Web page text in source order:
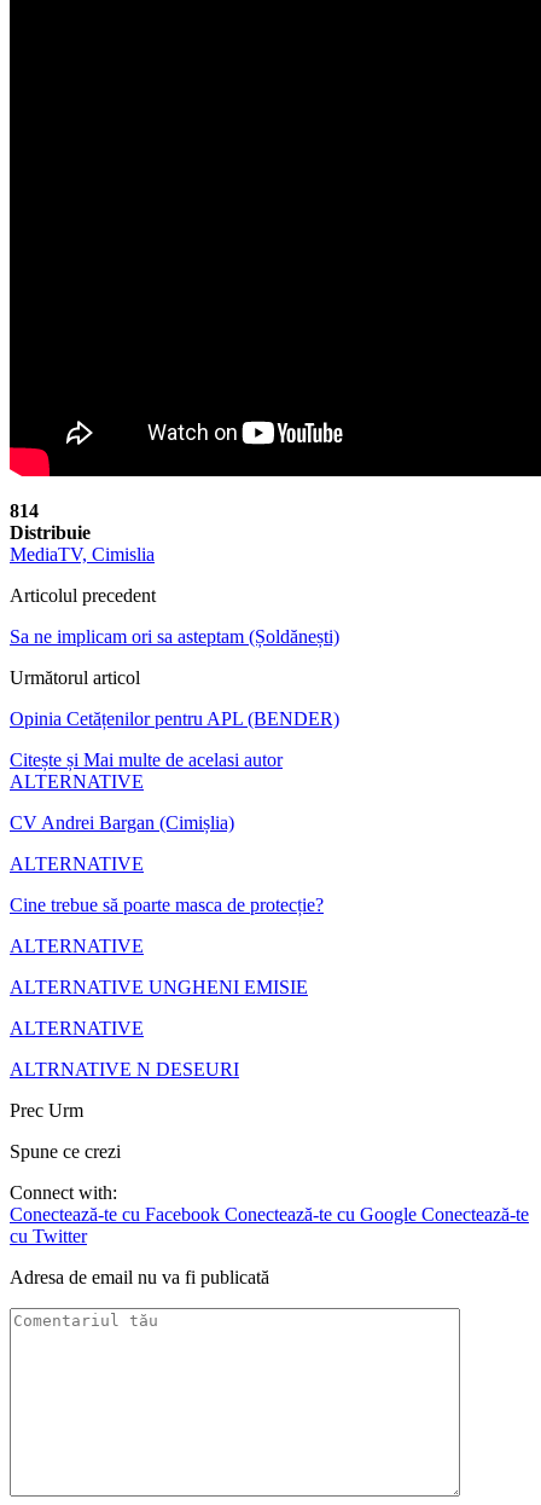
814
Distribuie
MediaTV, Cimislia
Articolul precedent
Sa ne implicam ori sa asteptam (Șoldănești)
Următorul articol
Opinia Cetățenilor pentru APL (BENDER)
Citește și Mai multe de acelasi autor
ALTERNATIVE
CV Andrei Bargan (Cimișlia)
ALTERNATIVE
Cine trebue să poarte masca de protecție?
ALTERNATIVE
ALTERNATIVE UNGHENI EMISIE
ALTERNATIVE
ALTRNATIVE N DESEURI
Prec Urm
Spune ce crezi
Connect with:
Conectează-te cu Facebook Conectează-te cu Google Conectează-te
cu Twitter
Adresa de email nu va fi publicată